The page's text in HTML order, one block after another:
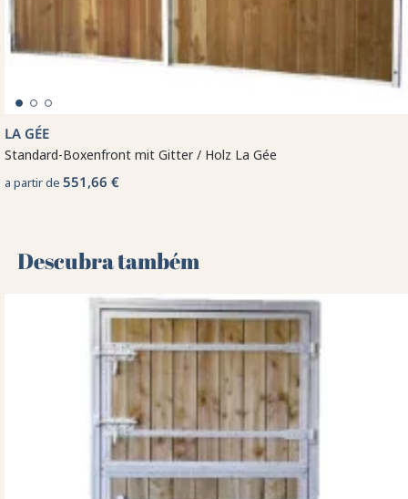
LA GÉE
Standard-Boxenfront mit Gitter / Holz La Gée
a partir de 551,66 €
Descubra também 🌻